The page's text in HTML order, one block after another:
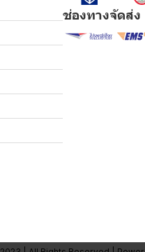
ช่องทางจัดส่ง